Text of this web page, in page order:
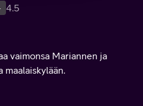
4.5
vaimonsa Mariannen ja
maalaiskylään.